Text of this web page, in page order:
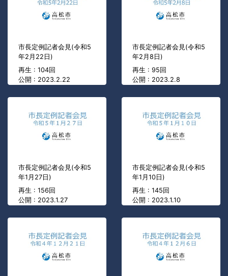
市長定例記者会見(令和5
年2月22日)
再生 : 104回
公開 : 2023.2.22
市長定例記者会見(令和5
年2月8日)
再生 : 95回
公開 : 2023.2.8
市長定例記者会見(令和5
年1月27日)
再生 : 156回
公開 : 2023.1.27
市長定例記者会見(令和5
年1月10日)
再生 : 145回
公開 : 2023.1.10